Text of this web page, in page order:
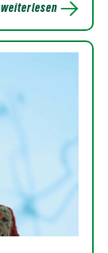
weiterlesen